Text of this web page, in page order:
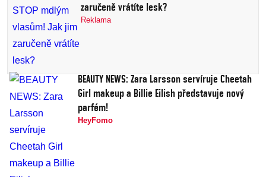
zaručeně vrátíte lesk?
Reklama
BEAUTY NEWS: Zara Larsson servíruje Cheetah
Girl makeup a Billie Eilish představuje nový
parfém!
HeyFomo